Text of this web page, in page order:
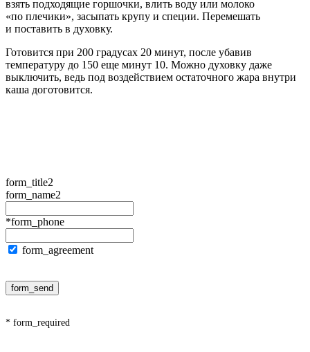
взять подходящие горшочки, влить воду или молоко
«по плечики», засыпать крупу и специи. Перемешать
и поставить в духовку.
Готовится при 200 градусах 20 минут, после убавив
температуру до 150 еще минут 10. Можно духовку даже
выключить, ведь под воздействием остаточного жара внутри
каша доготовится.
form_title2
form_name2
*form_phone
form_agreement
form_send
* form_required